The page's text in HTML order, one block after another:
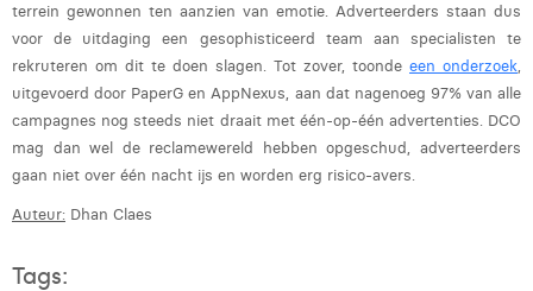
terrein gewonnen ten aanzien van emotie. Adverteerders staan dus
voor de uitdaging een gesophisticeerd team aan specialisten te
rekruteren om dit te doen slagen. Tot zover, toonde een onderzoek,
uitgevoerd door PaperG en AppNexus, aan dat nagenoeg 97% van alle
campagnes nog steeds niet draait met één-op-één advertenties. DCO
mag dan wel de reclamewereld hebben opgeschud, adverteerders
gaan niet over één nacht ijs en worden erg risico-avers.
Auteur: Dhan Claes
Tags: